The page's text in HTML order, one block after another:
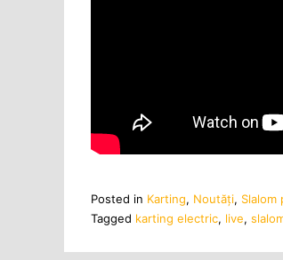
Posted in Karting, Noutăţi, Slalom
Tagged karting electric, live,